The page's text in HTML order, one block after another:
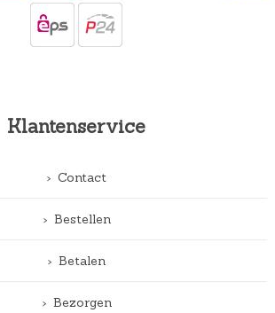
Klantenservice
Contact
Bestellen
Betalen
Bezorgen